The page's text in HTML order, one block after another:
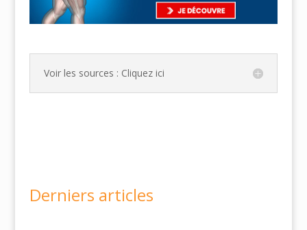
Voir les sources : Cliquez ici
Derniers articles